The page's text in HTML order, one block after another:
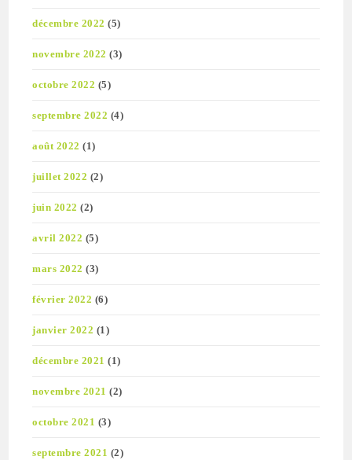
décembre 2022 (5)
novembre 2022 (3)
octobre 2022 (5)
septembre 2022 (4)
août 2022 (1)
juillet 2022 (2)
juin 2022 (2)
avril 2022 (5)
mars 2022 (3)
février 2022 (6)
janvier 2022 (1)
décembre 2021 (1)
novembre 2021 (2)
octobre 2021 (3)
septembre 2021 (2)